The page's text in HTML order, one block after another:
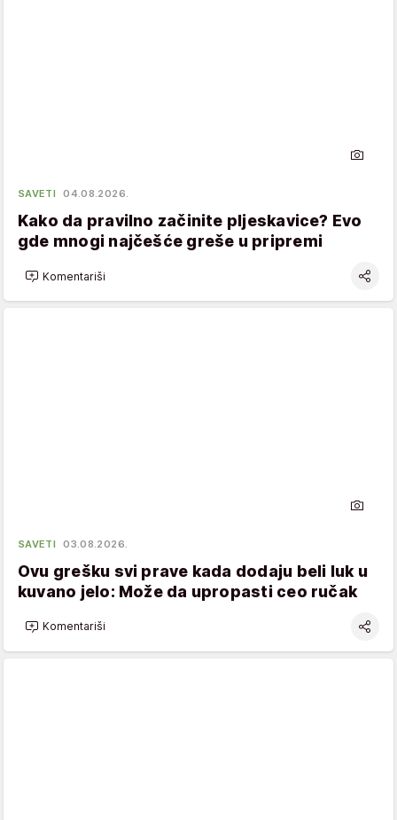
SAVETI 04.08.2026.
Kako da pravilno začinite pljeskavice? Evo
gde mnogi najčešće greše u pripremi
Komentariši
SAVETI 03.08.2026.
Ovu grešku svi prave kada dodaju beli luk u
kuvano jelo: Može da upropasti ceo ručak
Komentariši